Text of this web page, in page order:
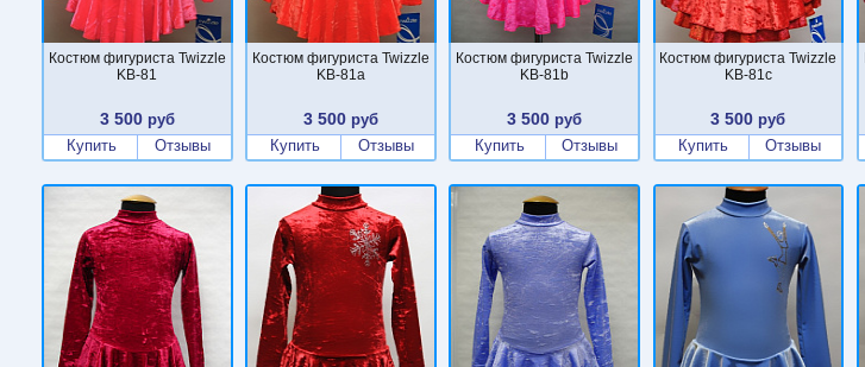
Костюм фигуриста Twizzle
KB-81
3 500руб
Купить
Отзывы
Костюм фигуриста Twizzle
KB-81a
3 500руб
Купить
Отзывы
Костюм фигуриста Twizzle
KB-81b
3 500 руб
Купить
Отзывы
Костюм фигуриста Twizzle
KB-81c
3 500 руб
Купить
Отзывы